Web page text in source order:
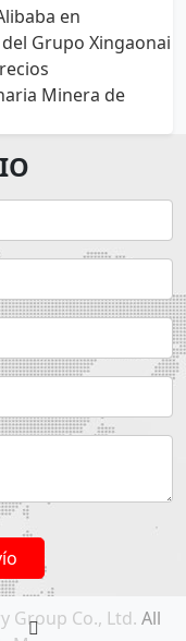
en
Grupo Xingaonai
Minera de
Group Co., Ltd. All